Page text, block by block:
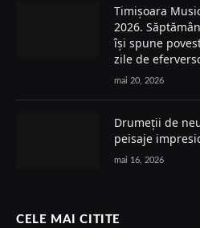
Timișoara
2026.
își spune
zile de
mai 20, 2026
Drumeții de
peisaje
mai 16, 2026
CELE MAI CITITE